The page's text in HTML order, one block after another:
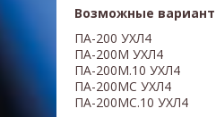
Возможные
ПА-200 УХЛ4
ПА-200М УХЛ4
ПА-200М.10 УХЛ4
ПА-200МС УХЛ4
ПА-200МС.10 УХЛ4